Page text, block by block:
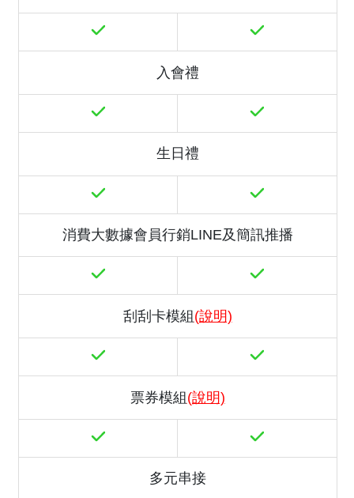
入會禮
生日禮
消費大數據會員行銷LINE及簡訊推播
刮刮卡模組(說明)
票券模組(說明)
多元串接